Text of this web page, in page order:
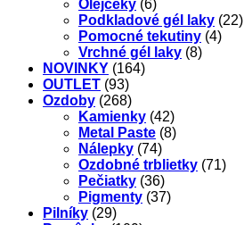
Olejčeky (6)
Podkladové gél laky (22)
Pomocné tekutiny (4)
Vrchné gél laky (8)
NOVINKY (164)
OUTLET (93)
Ozdoby (268)
Kamienky (42)
Metal Paste (8)
Nálepky (74)
Ozdobné trblietky (71)
Pečiatky (36)
Pigmenty (37)
Pilníky (29)